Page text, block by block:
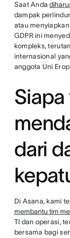
Saat Anda
dampak
atau
GDPR ini
kompleks,
internasional
anggota Uni
Siapa
dari
Di Asana, kami
membantu tim
TI dan operasi,
bersama bagi